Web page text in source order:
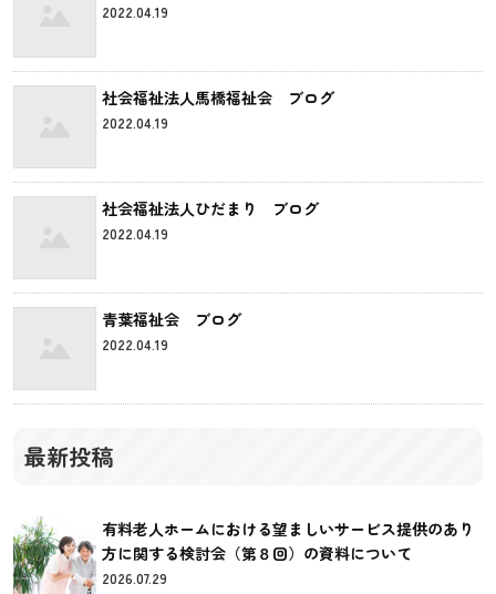
2022.04.19
社会福祉法人馬橋福祉会 ブログ
2022.04.19
社会福祉法人ひだまり ブログ
2022.04.19
青葉福祉会 ブログ
2022.04.19
最新投稿
有料老人ホームにおける望ましいサービス提供のあり
方に関する検討会（第８回）の資料について
2026.07.29